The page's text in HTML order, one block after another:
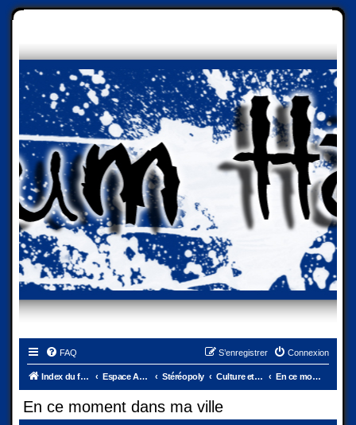
FAQ Connexion
S’enregistrer
Index du forum Espace Ambassades Stéréopoly Culture et vie de la ville En ce moment dans ma ville
En ce moment dans ma ville